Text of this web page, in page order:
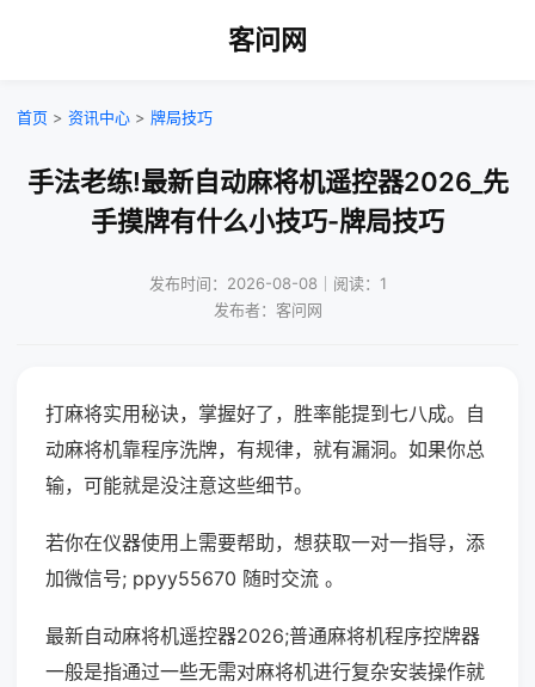
客问网
首页 > 资讯中心 > 牌局技巧
手法老练!最新自动麻将机遥控器2026_先
手摸牌有什么小技巧-牌局技巧
发布时间：2026-08-08｜阅读：1
发布者：客问网
打麻将实用秘诀，掌握好了，胜率能提到七八成。自
动麻将机靠程序洗牌，有规律，就有漏洞。如果你总
输，可能就是没注意这些细节。
若你在仪器使用上需要帮助，想获取一对一指导，添
加微信号; ppyy55670 随时交流 。
最新自动麻将机遥控器2026;普通麻将机程序控牌器
一般是指通过一些无需对麻将机进行复杂安装操作就